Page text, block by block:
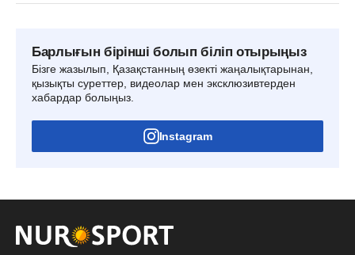
Барлығын бірінші болып біліп отырыңыз
Бізге жазылып, Қазақстанның өзекті жаңалықтарынан,
қызықты суреттер, видеолар мен эксклюзивтерден
хабардар болыңыз.
Instagram